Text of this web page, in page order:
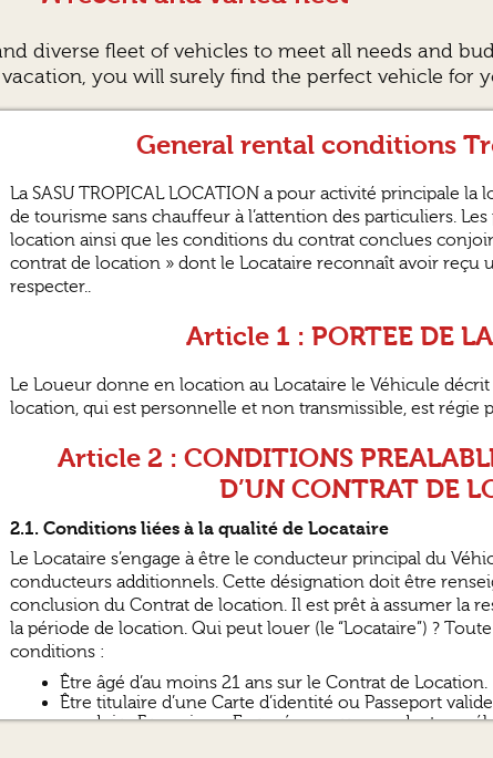
diverse fleet of vehicles to meet all needs and
you will surely find the perfect vehicle for
General rental conditions
La SASU TROPICAL LOCATION a pour activité principale
de tourisme sans chauffeur à l’attention des particuliers.
location ainsi que les conditions du contrat conclues
contrat de location » dont le Locataire reconnaît avoir reçu
respecter..
Article 1 : PORTEE DE
Le Loueur donne en location au Locataire le Véhicule
location, qui est personnelle et non transmissible, est régie
Article 2 : CONDITIONS
D’UN CONTRAT DE
2.1. Conditions liées à la qualité de Locataire
Le Locataire s’engage à être le conducteur principal du
conducteurs additionnels. Cette désignation doit être
conclusion du Contrat de location. Il est prêt à assumer la
la période de location. Qui peut louer (le “Locataire”) ?
conditions :
Être âgé d’au moins 21 ans sur le Contrat de Location.
Être titulaire d’une Carte d’identité ou Passeport
conduire Français ou Européen correspondant au